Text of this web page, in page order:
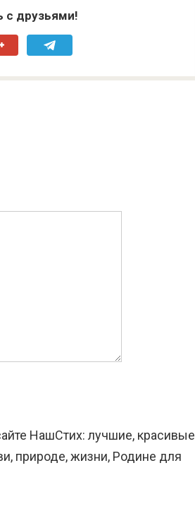
с друзьями!
НашСтих: лучшие, красивые
природе, жизни, Родине для